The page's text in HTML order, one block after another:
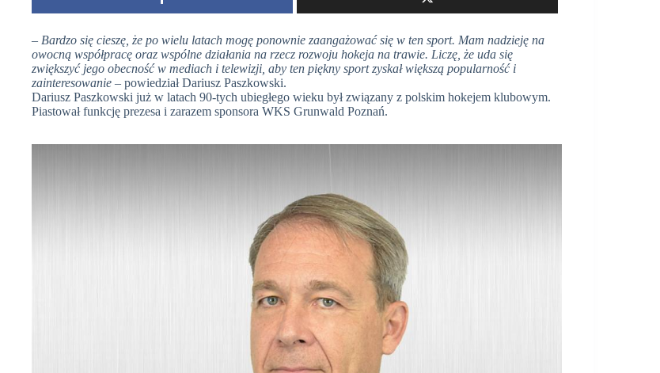
– Bardzo się cieszę, że po wielu latach mogę ponownie zaangażować się w ten sport. Mam nadzieję na
owocną współpracę oraz wspólne działania na rzecz rozwoju hokeja na trawie. Liczę, że uda się
zwiększyć jego obecność w mediach i telewizji, aby ten piękny sport zyskał większą popularność i
zainteresowanie – powiedział Dariusz Paszkowski.
Dariusz Paszkowski już w latach 90-tych ubiegłego wieku był związany z polskim hokejem klubowym.
Piastował funkcję prezesa i zarazem sponsora WKS Grunwald Poznań.